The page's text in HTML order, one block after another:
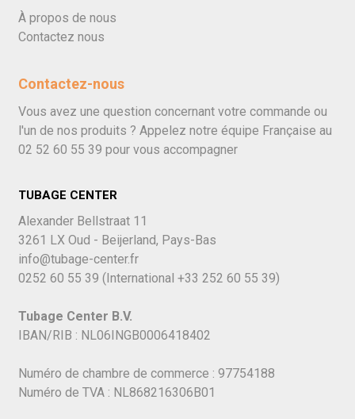
À propos de nous
Contactez nous
Contactez-nous
Vous avez une question concernant votre commande ou
l'un de nos produits ? Appelez notre équipe Française au
02 52 60 55 39 pour vous accompagner
TUBAGE CENTER
Alexander Bellstraat 11
3261 LX Oud - Beijerland, Pays-Bas
info@tubage-center.fr
0252 60 55 39 (International +33 252 60 55 39)
Tubage Center B.V.
IBAN/RIB : NL06INGB0006418402
Numéro de chambre de commerce : 97754188
Numéro de TVA : NL868216306B01